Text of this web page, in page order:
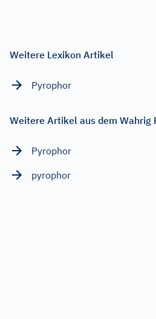
Weitere Lexikon Artikel
Pyrophor
Weitere Artikel aus dem
Pyrophor
pyrophor